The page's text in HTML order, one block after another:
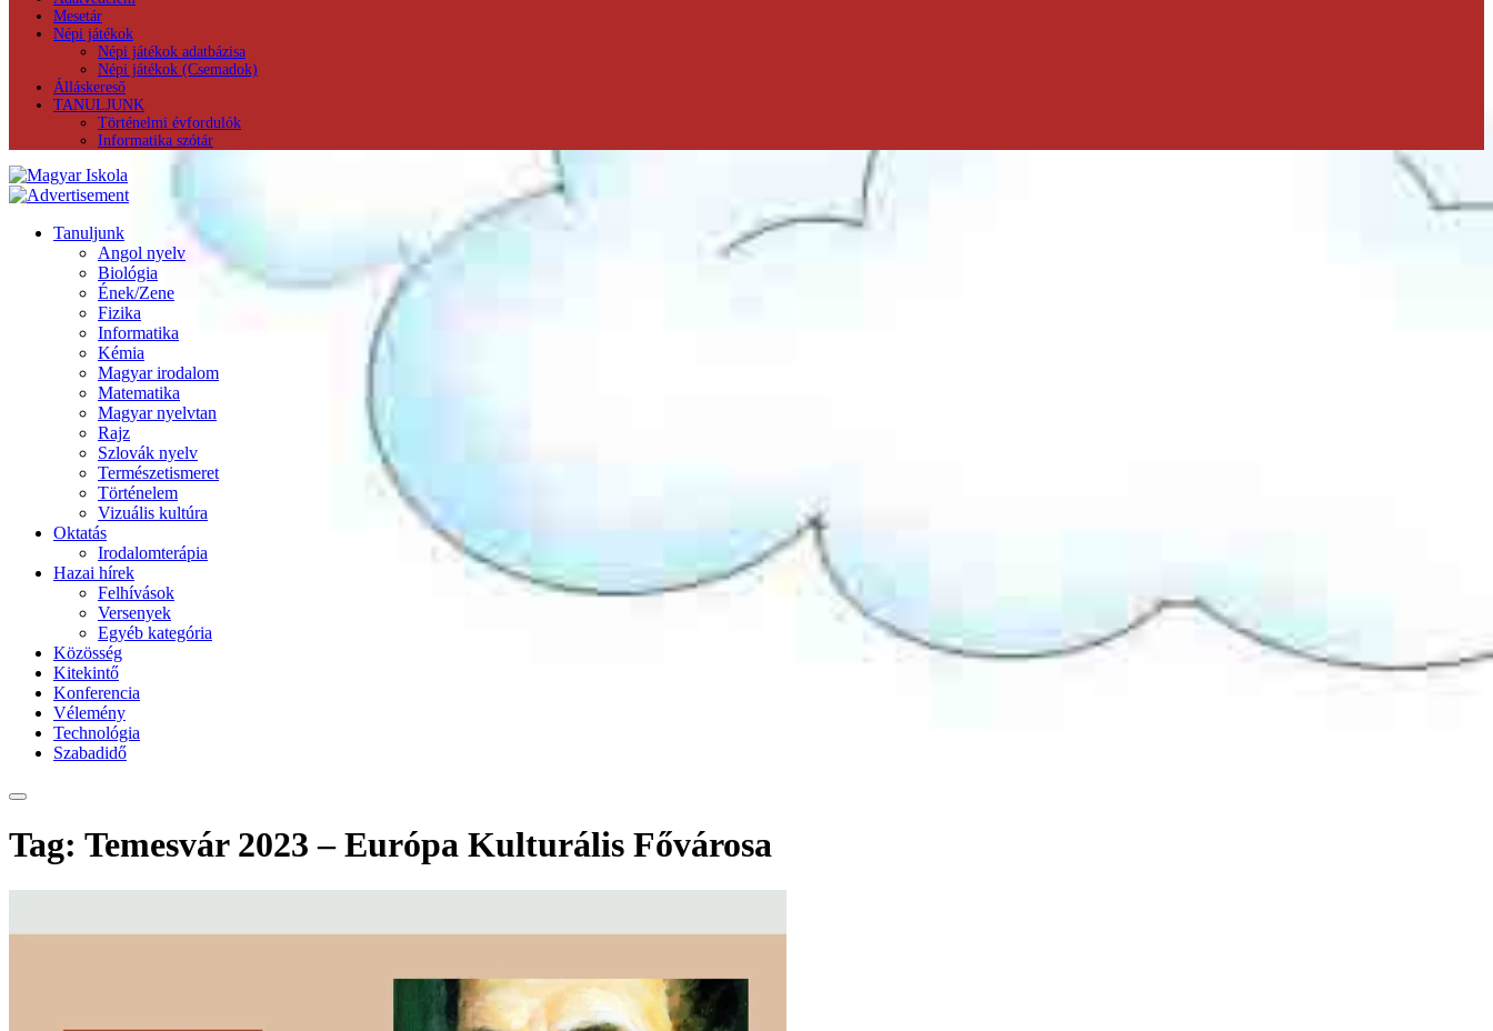
Mesetár
Népi játékok
Népi játékok adatbázisa
Népi játékok (Csemadok)
Álláskereső
TANULJUNK
Történelmi évfordulók
Informatika szótár
Tanuljunk
Angol nyelv
Biológia
Ének/Zene
Fizika
Informatika
Kémia
Magyar irodalom
Matematika
Magyar nyelvtan
Rajz
Szlovák nyelv
Természetismeret
Történelem
Vizuális kultúra
Oktatás
Irodalomterápia
Hazai hírek
Felhívások
Versenyek
Egyéb kategória
Közösség
Kitekintő
Konferencia
Vélemény
Technológia
Szabadidő
Tag: Temesvár 2023 – Európa Kulturális Fővárosa